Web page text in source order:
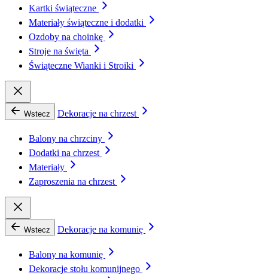
Kartki świąteczne
Materiały świąteczne i dodatki
Ozdoby na choinkę
Stroje na święta
Świąteczne Wianki i Stroiki
Wstecz Dekoracje na chrzest
Balony na chrzciny
Dodatki na chrzest
Materiały
Zaproszenia na chrzest
Wstecz Dekoracje na komunię
Balony na komunię
Dekoracje stołu komunijnego